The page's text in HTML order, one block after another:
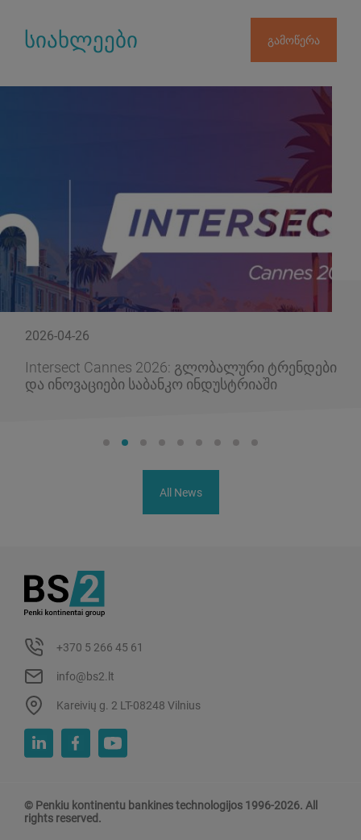
სიახლეები გამოწერა
2026-04-26
Intersect Cannes 2026: გლობალური ტრენდები
და ინოვაციები საბანკო ინდუსტრიაში
All News
+370 5 266 45 61
info@bs2.lt
Kareivių g. 2 LT-08248 Vilnius
© Penkiu kontinentu bankines technologijos 1996-2026. All
rights reserved.